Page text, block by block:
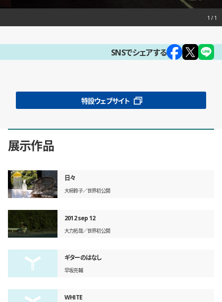
1
SNSでシェアする
特設ウェブサイト
展示作品
日々
大柿鈴子 世界初公開
2012 sep 12
大力拓哉 世界初公開
ギターのはなし
早坂亮輔
WHITE